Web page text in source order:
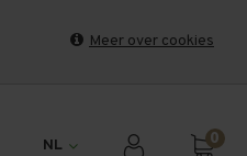
Meer over cookies
NL 0